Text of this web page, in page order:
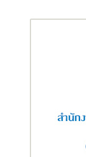
ไปพร้อมกับสัตว์เลี้
สำหรับด้านมาตรก
ความปลอดภัย พร้อ
ตราในพื้นที่ต่างๆ ร
หรือเหตุวินาศกรร
สอดส่องและระมัดร
สถานี นอกจากนี้ยัง